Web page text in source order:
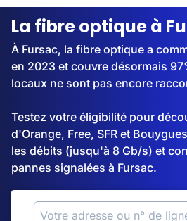
Streaming
La fibre optique à
À Fursac, la fibre optique a
en 2023 et couvre désormais
locaux ne sont pas encore
Testez votre éligibilité pour
d'Orange, Free, SFR et
les débits (jusqu'à 8 Gb/s) et
pannes signalées à Fursac.